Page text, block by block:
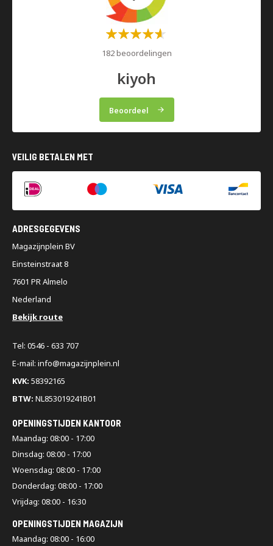
Waardering:
182 beoordelingen
kiyoh
Beoordeel
VEILIG BETALEN MET
ADRESGEGEVENS
Magazijnplein BV
Einsteinstraat 8
7601 PR Almelo
Nederland
Bekijk route
Tel: 0546 - 633 707
E-mail: info@magazijnplein.nl
KVK: 58392165
BTW: NL853019241B01
OPENINGSTIJDEN KANTOOR
Maandag: 08:00 - 17:00
Dinsdag: 08:00 - 17:00
Woensdag: 08:00 - 17:00
Donderdag: 08:00 - 17:00
Vrijdag: 08:00 - 16:30
OPENINGSTIJDEN MAGAZIJN
Maandag: 08:00 - 16:00